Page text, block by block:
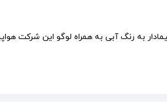
به رنگ آبی به همراه لوگو این شرکت